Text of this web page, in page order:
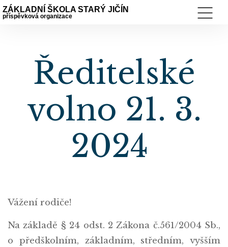
ZÁKLADNÍ ŠKOLA STARÝ JIČÍN
příspěvková organizace
Ředitelské
volno 21. 3.
2024
Vážení rodiče!
Na základě § 24 odst. 2 Zákona č.561/2004 Sb.,
o předškolním, základním, středním, vyšším